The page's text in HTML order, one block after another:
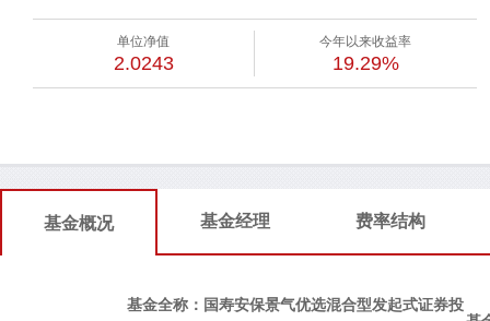
单位净值
2.0243
今年以来收益率
19.29%
基金概况 基金经理 费率结构